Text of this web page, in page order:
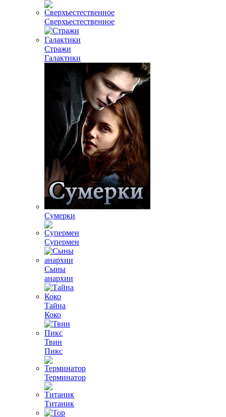
Сверхъестественное
Стражи
Галактики
Сумерки
Супермен
Сыны
анархии
Тайна
Коко
Твин
Пикс
Терминатор
Титаник